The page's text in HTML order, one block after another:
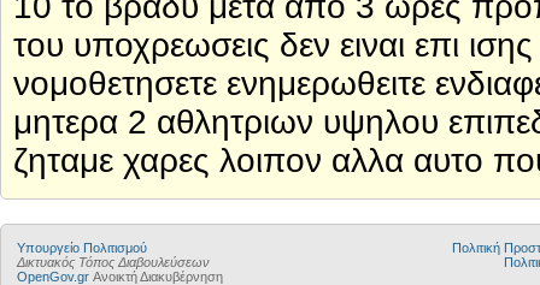
του υποχρεωσεις δεν ειναι επι
νομοθετησετε ενημερωθειτε
μητερα 2 αθλητριων υψηλου
ζηταμε χαρες λοιπον αλλα αυτο
Υπουργείο Πολιτισμού
Δικτυακός Τόπος Διαβουλεύσεων
OpenGov.gr Ανοικτή Διακυβέρνηση
Πολιτική